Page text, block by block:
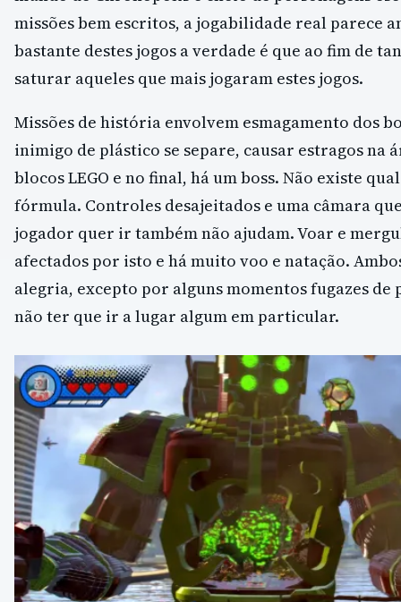
missões bem escritos, a jogabilidade real parece
bastante destes jogos a verdade é que ao fim de
saturar aqueles que mais jogaram estes jogos.
Missões de história envolvem esmagamento dos
inimigo de plástico se separe, causar estragos na
blocos LEGO e no final, há um boss. Não existe
fórmula. Controles desajeitados e uma câmara
jogador quer ir também não ajudam. Voar e
afectados por isto e há muito voo e natação.
alegria, excepto por alguns momentos fugazes
não ter que ir a lugar algum em particular.